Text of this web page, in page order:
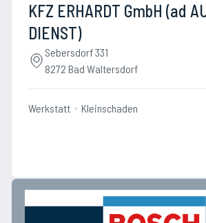
KFZ ERHARDT GmbH (ad
DIENST)
Sebersdorf 331
8272 Bad Waltersdorf
Werkstatt Kleinschaden